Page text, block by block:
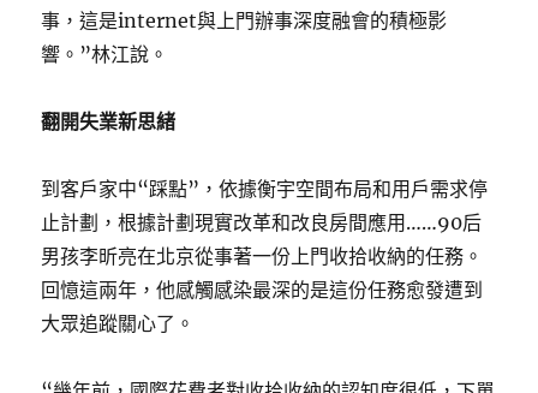
事，這是internet與上門辦事深度融會的積極影
響。”林江說。
翻開失業新思緒
到客戶家中“踩點”，依據衡宇空間布局和用戶需求停
止計劃，根據計劃現實改革和改良房間應用……90后
男孩李昕亮在北京從事著一份上門收拾收納的任務。
回憶這兩年，他感觸感染最深的是這份任務愈發遭到
大眾追蹤關心了。